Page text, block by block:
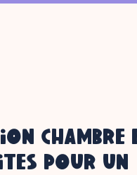
CHAMBRE
POUR UN